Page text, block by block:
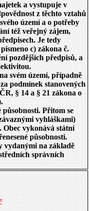
a vystupuje v
z těchto vztahů
území a o potřeby
též veřejný zájem,
Je tedy
c) zákona č.
pozdějších předpisů, a
svém území, případně
podmínek stanovených
§ 14 a § 21 zákona o
působnosti. Přitom se
vyhláškami)
Obec vykonává státní
působnosti.
vydanými na základě
správních